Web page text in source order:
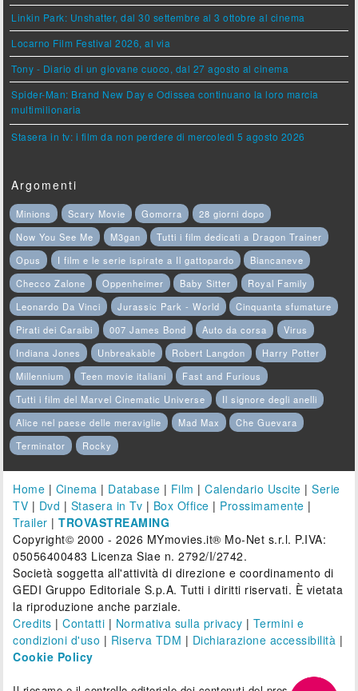
Linkin Park: Unshatter, dal 30 settembre al 3 ottobre al cinema
Locarno Film Festival 2026, al via
Tony - Diario di un giovane cuoco, dal 27 agosto al cinema
Spider-Man: Brand New Day e Odissea continuano la loro marcia
multimilionaria
Stasera in tv: i film da non perdere di mercoledì 5 agosto 2026
Argomenti
Minions Scary Movie Gomorra
28 giorni dopo
Now You See Me
M3gan
Tutti i film dedicati a Dragon Trainer
Opus
I film e le serie ispirate a Il gattopardo
Biancaneve
Checco Zalone
Oppenheimer Baby Sitter
Royal Family
Leonardo Da Vinci
Jurassic Park - World
Cinquanta sfumature
Pirati dei Caraibi
007 James Bond Auto da corsa
Virus
Indiana Jones
Unbreakable Robert Langdon
Harry Potter
Millennium
Teen movie italiani
Fast and Furious
Tutti i film del Marvel Cinematic Universe
Il signore degli anelli
Alice nel paese delle meraviglie
Mad Max
Che Guevara
Terminator
Rocky
Home | Cinema | Database | Film |Calendario Uscite |Serie
TV | Dvd | Stasera in Tv | Box Office | Prossimamente |
Trailer |TROVASTREAMING
Copyright© 2000 - 2026 MYmovies.it® Mo-Net s.r.l. P.IVA:
05056400483 Licenza Siae n. 2792/I/2742.
Società soggetta all'attività di direzione e coordinamento di
GEDI Gruppo Editoriale S.p.A. Tutti i diritti riservati. È vietata
la riproduzione anche parziale.
Credits |Contatti | Normativa sulla privacy | Termini e
condizioni d'uso | Riserva TDM | Dichiarazione accessibilità |
Cookie Policy